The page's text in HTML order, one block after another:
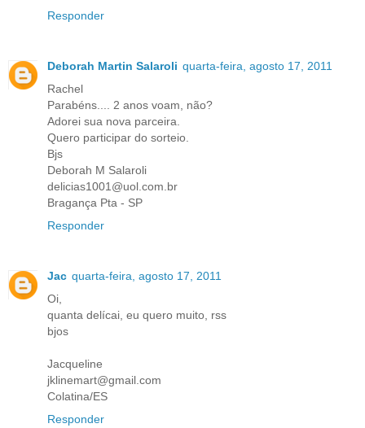
Responder
Deborah Martin Salaroli quarta-feira, agosto 17, 2011
Rachel
Parabéns.... 2 anos voam, não?
Adorei sua nova parceira.
Quero participar do sorteio.
Bjs
Deborah M Salaroli
delicias1001@uol.com.br
Bragança Pta - SP
Responder
Jac quarta-feira, agosto 17, 2011
Oi,
quanta delícai, eu quero muito, rss
bjos
Jacqueline
jklinemart@gmail.com
Colatina/ES
Responder